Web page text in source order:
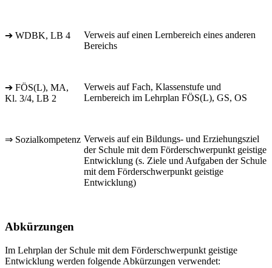
➔ WDBK, LB 4
Verweis auf einen Lernbereich eines anderen
Bereichs
➔ FÖS(L), MA,
Kl. 3/4, LB 2
Verweis auf Fach, Klassenstufe und
Lernbereich im Lehrplan FÖS(L), GS, OS
⇒ Sozialkompetenz Verweis auf ein Bildungs- und Erziehungsziel
der Schule mit dem Förderschwerpunkt geistige
Entwicklung (s. Ziele und Aufgaben der Schule
mit dem Förderschwerpunkt geistige
Entwicklung)
Abkürzungen
Im Lehrplan der Schule mit dem Förderschwerpunkt geistige
Entwicklung werden folgende Abkürzungen verwendet: